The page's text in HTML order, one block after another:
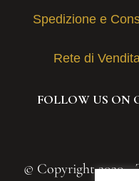
Spedizione e
Rete di
FOLLOW US ON
© Copyright 2020